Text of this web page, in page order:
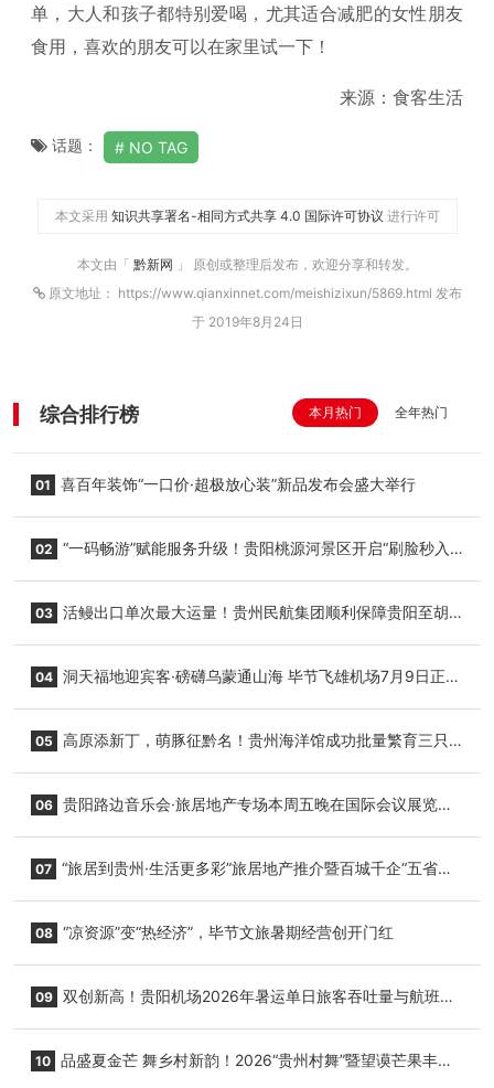
单，大人和孩子都特别爱喝，尤其适合减肥的女性朋友
食用，喜欢的朋友可以在家里试一下！
来源：食客生活
话题： NO TAG
本文采用 知识共享署名-相同方式共享 4.0 国际许可协议 进行许可
本文由「 黔新网 」 原创或整理后发布，欢迎分享和转发。
原文地址： https://www.qianxinnet.com/meishizixun/5869.html 发布
于 2019年8月24日
综合排行榜 本月热门 全年热门
01 喜百年装饰“一口价·超极放心装”新品发布会盛大举行
02 “一码畅游”赋能服务升级！贵阳桃源河景区开启“刷脸秒入
03 活鳗出口单次最大运量！贵州民航集团顺利保障贵阳至胡
04 洞天福地迎宾客·磅礴乌蒙通山海 毕节飞雄机场7月9日正式
05 高原添新丁，萌豚征黔名！贵州海洋馆成功批量繁育三只
06 贵阳路边音乐会·旅居地产专场本周五晚在国际会议展览中
07 “旅居到贵州·生活更多彩”旅居地产推介暨百城千企“五省
08 “凉资源”变“热经济”，毕节文旅暑期经营创开门红
09 双创新高！贵阳机场2026年暑运单日旅客吞吐量与航班起
10 品盛夏金芒 舞乡村新韵！2026“贵州村舞”暨望谟芒果丰收